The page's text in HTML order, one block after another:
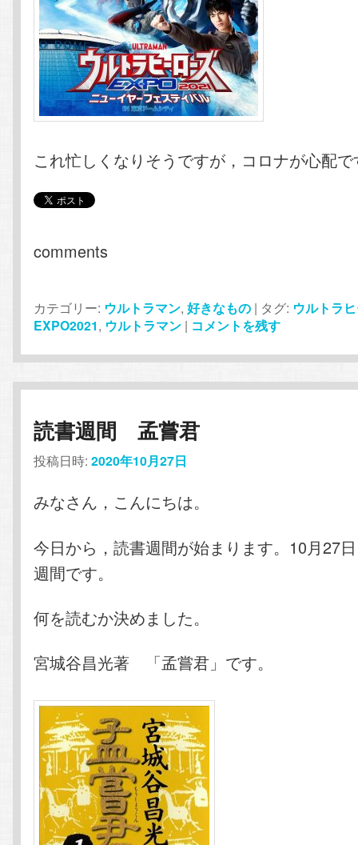
これ忙しくなりそうですが，コロナが心配
comments
カテゴリー: ウルトラマン,好きなもの | タグ: ウルトラ
EXPO2021, ウルトラマン | コメントを残す
読書週間 孟嘗君
投稿日時:2020年10月27日
みなさん，こんにちは。
今日から，読書週間が始まります。10月27
週間です。
何を読むか決めました。
宮城谷昌光著 「孟嘗君」です。